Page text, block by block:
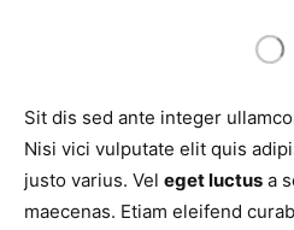
Sit dis sed ante integer
Nisi vici vulputate elit quis
justo varius. Vel eget luctus a
maecenas. Etiam eleifend